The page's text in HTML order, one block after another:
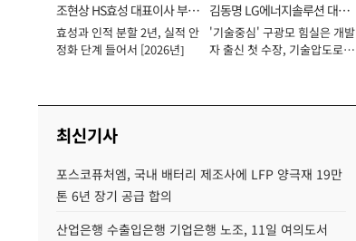
조현상 HS효성 대표이사 부회
장
효성과 인적 분할 2년, 실적 안
정화 단계 들어서 [2026년]
김동명 LG에너지솔루션 대표
이사 사장
'기술중심' 구광모 힘실은 개발
자 출신 첫 수장, 기술압도로
최신기사
포스코퓨처엠, 국내 배터리 제조사에 LFP 양극재 19만
톤 6년 장기 공급 합의
산업은행 수출입은행 기업은행 노조, 11일 여의도서